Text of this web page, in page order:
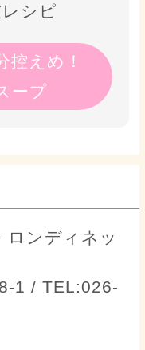
シピ
控えめ！
ープ
ロンディネッ
1 / TEL:026-